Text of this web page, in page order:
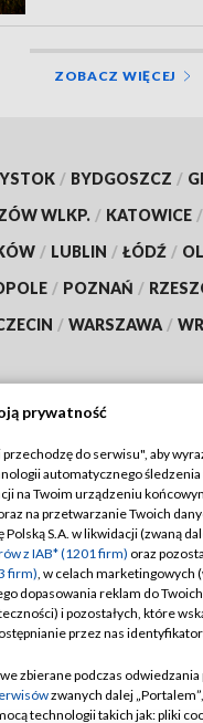
ZOBACZ WIĘCEJ
/ BYDGOSZCZ /
WLKP. / KATOWICE /
/ LUBLIN / ŁÓDŹ /
/ POZNAŃ /
/ WARSZAWA /
TVP
TVP
Cyfrowa
Regulamin TVP
Polityka
Moje zgody
Pomoc
Kontakt
prywatność
do serwisu", aby
automatycznego śledzenia
na Twoim urządzeniu
na przetwarzanie Twoich
Polską S.A. w likwidacji (zwaną
z IAB* (1201 firm) oraz
firm), w celach marketingowych
dopasowania reklam do
i pozostałych, które
przez nas
zbierane podczas odwiedzania
zwanych dalej
technologii takich jak: pliki